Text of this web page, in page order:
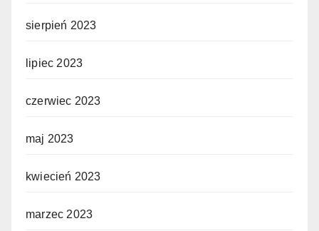
sierpień 2023
lipiec 2023
czerwiec 2023
maj 2023
kwiecień 2023
marzec 2023